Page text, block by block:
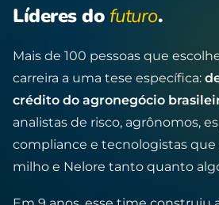
Líderes do futuro.
Mais de 100 pessoas que
carreira a uma tese específica:
crédito do agronegócio
analistas de risco, agrônomos,
compliance e tecnologistas que
milho e Nelore tanto quanto